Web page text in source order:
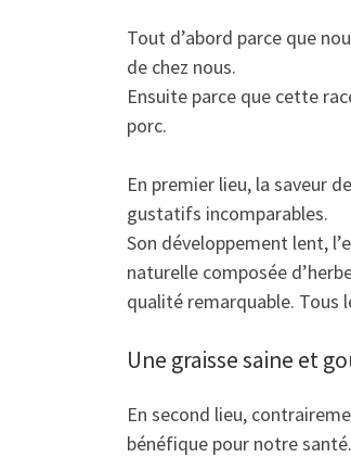
Tout d’abord parce que
de chez nous.
Ensuite parce que cette
porc.
En premier lieu, la saveur
gustatifs incomparables.
Son développement lent,
naturelle composée
qualité remarquable. Tous
Une graisse saine et
En second lieu,
bénéfique pour notre santé.